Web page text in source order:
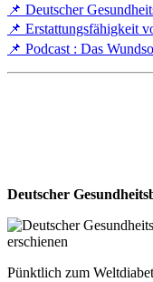
📌 Deutscher
📌 Erstattungsfähigkeit
📌 Podcast : Das
Deutscher
Pünktlich zum